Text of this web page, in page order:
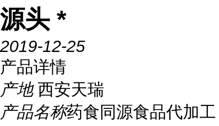
源头 *
2019-12-25
产品详情
产地 西安天瑞
产品名称药食同源食品代加工